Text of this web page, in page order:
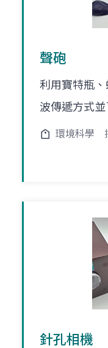
聲砲
利用寶特瓶
波傳遞方式並
環境科學
針孔相機